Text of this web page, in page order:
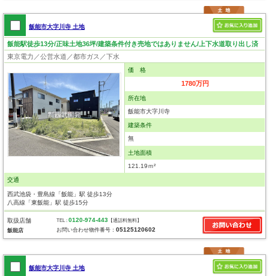
飯能市大字川寺 土地
飯能駅徒歩13分/正味土地36坪/建築条件付き売地ではありません/上下水道取り出し済
東京電力／公営水道／都市ガス／下水
価 格
1780万円
所在地
飯能市大字川寺
建築条件
無
土地面積
121.19ｍ²
交通
西武池袋・豊島線「飯能」駅 徒歩13分
八高線「東飯能」駅 徒歩15分
取扱店舗
飯能店
TEL :0120-974-443 【通話料無料】
お問い合わせ物件番号：05125120602
飯能市大字川寺 土地